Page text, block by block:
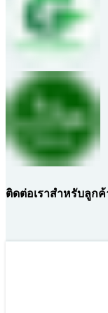
ติดต่อเราสำหรับลูกค้